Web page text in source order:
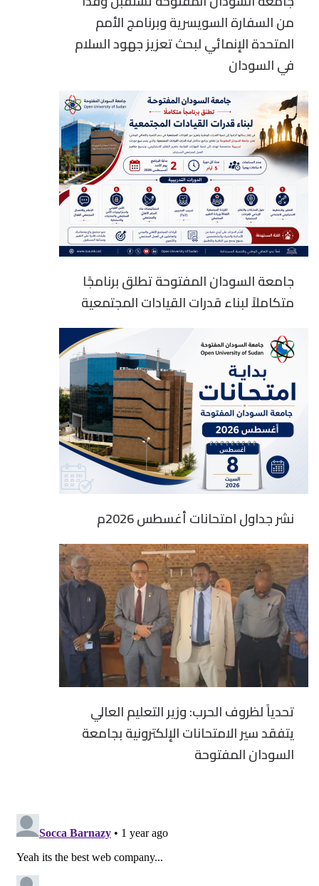
من السفارة السويسرية وبرنامج الأمم
المتحدة الإنمائي لبحث تعزيز جهود السلام
في السودان
جامعة السودان المفتوحة تطلق برنامجًا
متكاملاً لبناء قدرات القيادات المجتمعية
نشر جداول امتحانات أغسطس 2026م
تحدياً لظروف الحرب: وزير التعليم العالي
يتفقد سير الامتحانات الإلكترونية بجامعة
السودان المفتوحة